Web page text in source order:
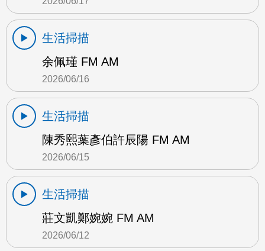
生活掃描
余佩瑾 FM AM
2026/06/16
生活掃描
陳秀熙葉彥伯許辰陽 FM AM
2026/06/15
生活掃描
莊文凱鄭婉婉 FM AM
2026/06/12